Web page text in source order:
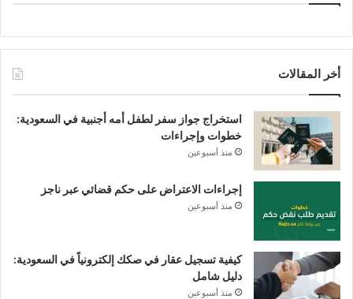
أخر المقالات
استخراج جواز سفر لطفل أمه أجنبية في السعودية:
خطوات وإجراءات
منذ أسبوعين
إجراءات الاعتراض على حكم قضائي عبر ناجز
منذ أسبوعين
كيفية تسجيل عقار في صكك إلكترونياً في السعودية:
دليل شامل
منذ أسبوعين